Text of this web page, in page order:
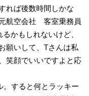
れば後数時間しかな
航空会社 客室乗務員
かもしれないけど、
願いして、Tさんは私
笑顔でいいですよと応
。すると何とラッキー